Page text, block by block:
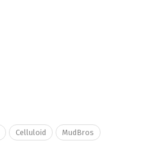
Celluloid MudBros